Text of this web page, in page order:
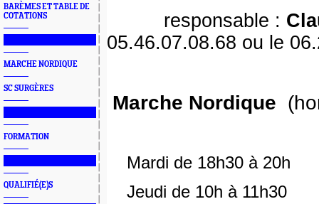
BARÈMES ET TABLE DE
COTATIONS
MARCHE NORDIQUE
SC SURGÈRES
███████████████
FORMATION
███████████████
QUALIFIÉ(E)S
responsable :
05.46.07.08.68 ou le
Marche Nordique
Mardi de 18h30 à 20h
Jeudi de 10h à 11h30